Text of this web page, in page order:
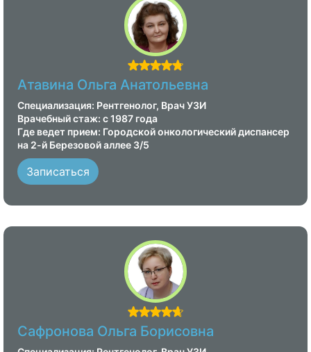
Атавина Ольга Анатольевна
Специализация: Рентгенолог, Врач УЗИ
Врачебный стаж: с 1987 года
Где ведет прием: Городской онкологический диспансер
на 2-й Березовой аллее 3/5
Записаться
Сафронова Ольга Борисовна